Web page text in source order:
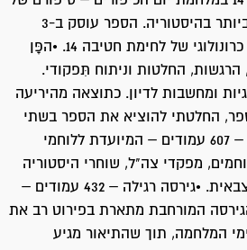
קרבות השריון האכזריים ביותר בהיסטוריה. הספר עוסק ב-3
מישורים: •תיאור היסטורי כרונולוגי של לחימת חטיבה 14. •הפָּן
החלטות וניתוח תִּפקודי.
ומחשבות לדיון. כתוצאה מהיריעה
החלטתי להוציא את הספר בשתי
גירסאות: •גירסה מורחבת – 607 עמודים – המיועדת ללוחמי
מפקדי צה"ל, שוחרי היסטוריה
צבאית וחוקרי היסטוריה צבאית. •גירסה רגילה – 432 עמודים –
המורחבת מתארת בפירוט רב את
14 במהלך ימי המלחמה, תוך שהתיאור מגיע